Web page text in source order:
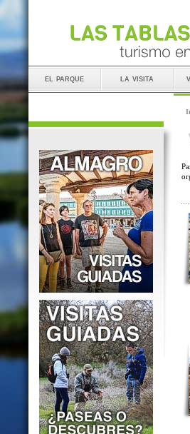
el parque la visita